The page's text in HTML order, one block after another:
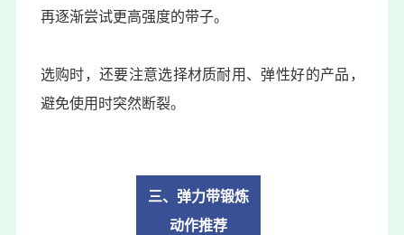
再逐渐尝试更高强度的带子。
选购时，还要注意选择材质耐用、弹性好的产品，
避免使用时突然断裂。
三、 弹力带锻炼
动作推荐